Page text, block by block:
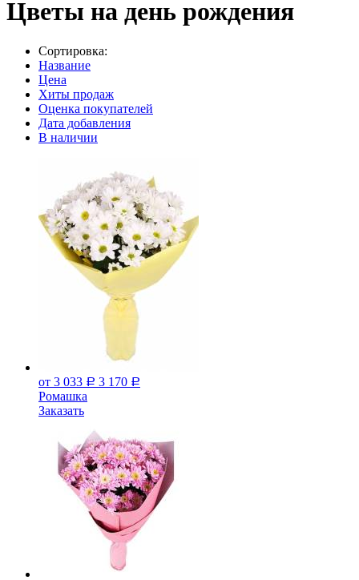
Цветы на день рождения
Сортировка:
Название
Цена
Хиты продаж
Оценка покупателей
Дата добавления
В наличии
от 3 033 Р 3 170 Р
Ромашка
Заказать